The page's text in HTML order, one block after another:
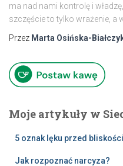
ma nad nami kontrolę i
szczęście to tylko wrażenie, a
Przez Marta Osińska-
Moje artykuły w
5 oznak lęku przed
Jak rozpoznać narcyza?